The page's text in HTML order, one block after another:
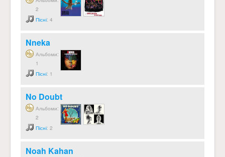
2
Пісні: 4
Nneka
Альбоми:
1
Пісні: 1
No Doubt
Альбоми:
2
Пісні: 2
Noah Kahan